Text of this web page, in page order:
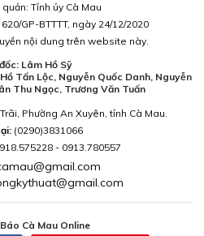
Tỉnh ủy Cà Mau
GP-BTTTT, ngày 24/12/2020
nội dung trên website này.
Lâm Hồ Sỹ
Tấn Lộc, Nguyễn Quốc Danh, Nguyễn
Thu Ngọc, Trương Văn Tuấn
Phường An Xuyên, tỉnh Cà Mau.
(0290)3831066
- 0913.780557
Cà Mau Online